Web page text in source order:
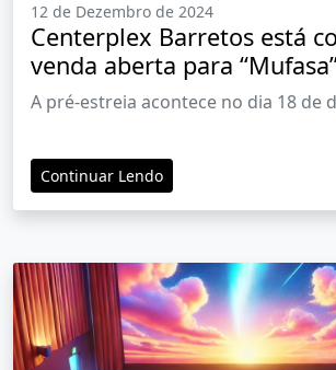
12 de Dezembro de 2024
Centerplex Barretos está
venda aberta para
A pré-estreia acontece no dia 18 de
Continuar Lendo